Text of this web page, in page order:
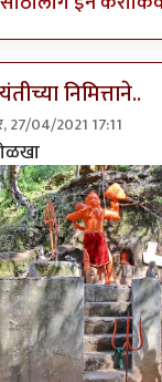
निमित्ताने..
27/04/2021 17:11